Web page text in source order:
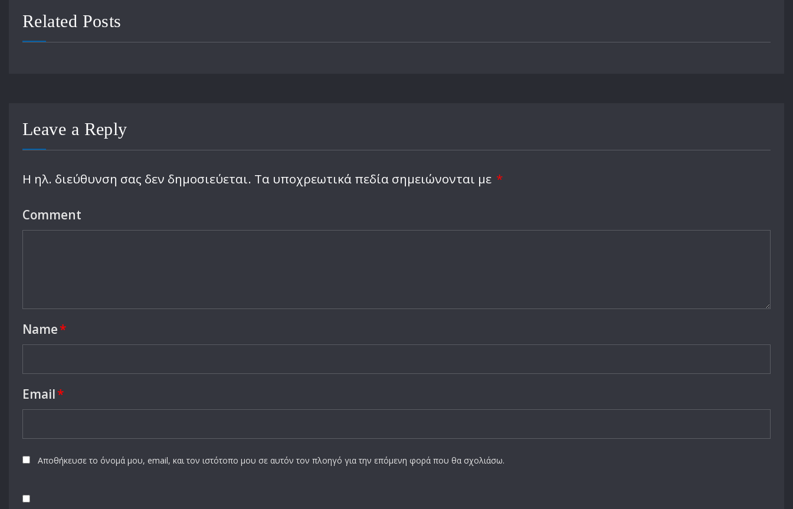
Related Posts
Leave a Reply
Η ηλ. διεύθυνση σας δεν δημοσιεύεται. Τα υποχρεωτικά πεδία σημειώνονται με *
Comment
Name*
Email*
Αποθήκευσε το όνομά μου, email, και τον ιστότοπο μου σε αυτόν τον πλοηγό για την επόμενη φορά που θα σχολιάσω.